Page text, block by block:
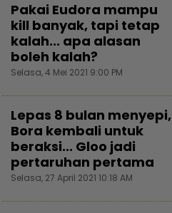
Pakai Eudora mampu
kill banyak, tapi tetap
kalah... apa alasan
boleh kalah?
Selasa, 4 Mei 2021 9:00 PM
Lepas 8 bulan menyepi,
Bora kembali untuk
beraksi... Gloo jadi
pertaruhan pertama
Selasa, 27 April 2021 10:18 AM